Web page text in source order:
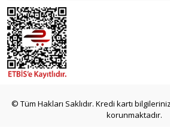
© Tüm Hakları Saklıdır. Kredi kartı
korunmaktadır.